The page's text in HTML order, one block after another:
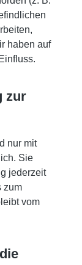
haben auf
zur
nur mit
Sie
jederzeit
zum
vom